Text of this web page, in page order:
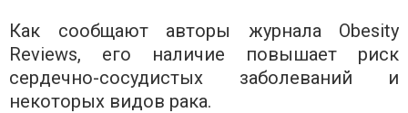
Как сообщают авторы журнала Obesity
Reviews, его наличие повышает риск
сердечно-сосудистых заболеваний и
некоторых видов рака.